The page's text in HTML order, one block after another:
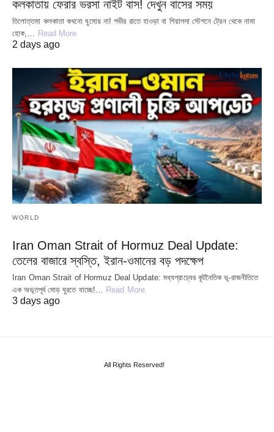
কলকাতায় ফেরার ভরসা নাইট বাস! দেখুন বাসের সময়
তিলোত্তমা কলকাতা কখনো ঘুমোয় না! গভীর রাতে হাওড়া বা শিয়ালদা স্টেশনে ট্রেন থেকে নামা
হোক,…
Read More
2 days ago
WORLD
Iran Oman Strait of Hormuz Deal Update:
তেলের বাজারে স্বস্তি, ইরান-ওমানের বড় পদক্ষেপ
Iran Oman Strait of Hormuz Deal Update: মধ্যপ্রাচ্যের কূটনৈতিক ভূ-রাজনীতিতে
এক অভূতপূর্ব মোড় ঘুরতে যাচ্ছে!… Read More
3 days ago
All Rights Reserved!